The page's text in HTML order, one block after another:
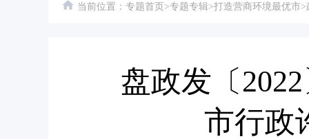
当前位置： 专题首页 >专题专辑>打造营商环境最优市>
盘政发〔
市行政